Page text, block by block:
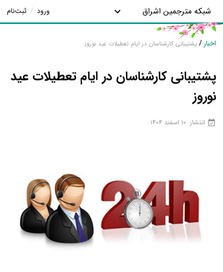
شبکه مترجمین اشراق ورود / ثبت‌نام
اخبار / پشتیبانی کارشناسان در ایام تعطیلات عید نوروز
پشتیبانی کارشناسان در ایام تعطیلات عید
نوروز
انتشار 10 اسفند 1404